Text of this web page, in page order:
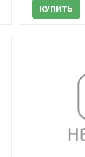
КУПИТЬ